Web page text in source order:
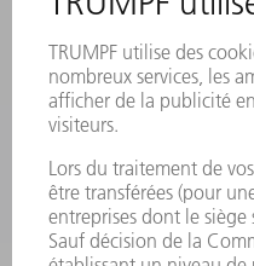
INSCRIPTION À LA
PRODUITS
MACHINES & SYSTÈMES
LASER
ELECTRONIQUE DE PUISSANCE
OUTILS ÉLECTRIQUES
SMART FACTORY
LOGICIEL
SERVICES
APPLICATIONS